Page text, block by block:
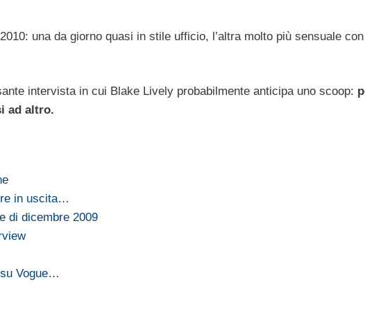
una da giorno quasi in stile ufficio, l’altra molto più sensuale
intervista in cui Blake Lively probabilmente anticipa uno scoop:
ad altro.
in uscita…
di dicembre 2009
Vogue…